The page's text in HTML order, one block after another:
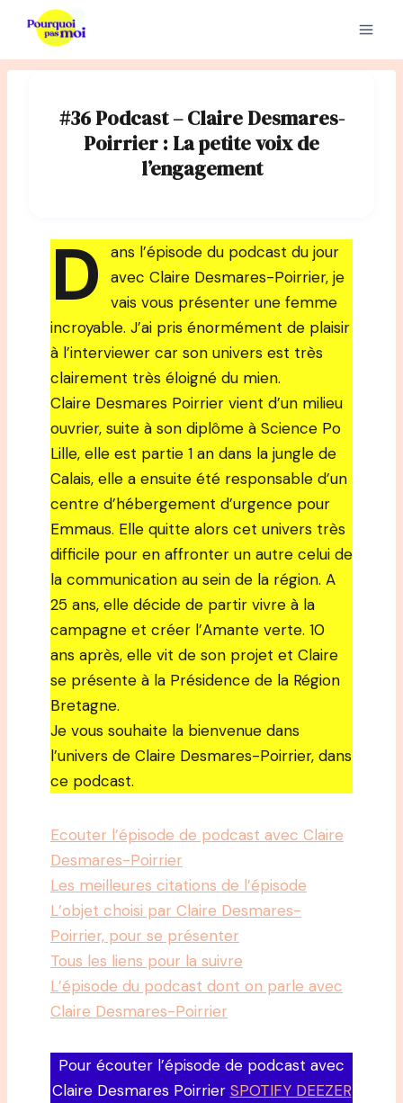
contenu
#36 Podcast – Claire Desmares-
Poirrier : La petite voix de
l’engagement
D
ans l’épisode du podcast du jour
avec Claire Desmares-Poirrier, je
vais vous présenter une femme
incroyable. J’ai pris énormément de plaisir
à l’interviewer car son univers est très
clairement très éloigné du mien.
Claire Desmares Poirrier vient d’un milieu
ouvrier, suite à son diplôme à Science Po
Lille, elle est partie 1 an dans la jungle de
Calais, elle a ensuite été responsable d’un
centre d’hébergement d’urgence pour
Emmaus. Elle quitte alors cet univers très
difficile pour en affronter un autre celui de
la communication au sein de la région. A
25 ans, elle décide de partir vivre à la
campagne et créer l’Amante verte. 10
ans après, elle vit de son projet et Claire
se présente à la Présidence de la Région
Bretagne.
Je vous souhaite la bienvenue dans
l’univers de Claire Desmares-Poirrier, dans
ce podcast.
Ecouter l’épisode de podcast avec Claire
Desmares-Poirrier
Les meilleures citations de l’épisode
L’objet choisi par Claire Desmares-
Poirrier, pour se présenter
Tous les liens pour la suivre
L’épisode du podcast dont on parle avec
Claire Desmares-Poirrier
Pour écouter l’épisode de podcast avec
Claire Desmares Poirrier SPOTIFY DEEZER